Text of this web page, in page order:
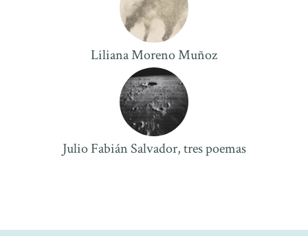
Liliana Moreno Muñoz
Julio Fabián Salvador, tres poemas